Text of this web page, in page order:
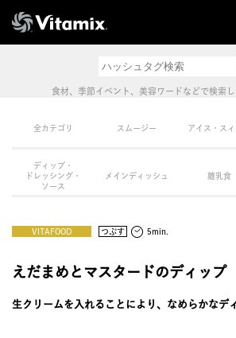
体験＆講座
8つの機能
オンラインストア
よくある質問
食材、季節イベント、美容ワードなどで検索し
全カテゴリ スムージー アイス・スィ
ディップ・
ドレッシング・
ソース
メインディッシュ 離乳食
VITAFOOD つぶす 5min.
えだまめとマスタードのディップ
生クリームを入れることにより、なめらかなデ